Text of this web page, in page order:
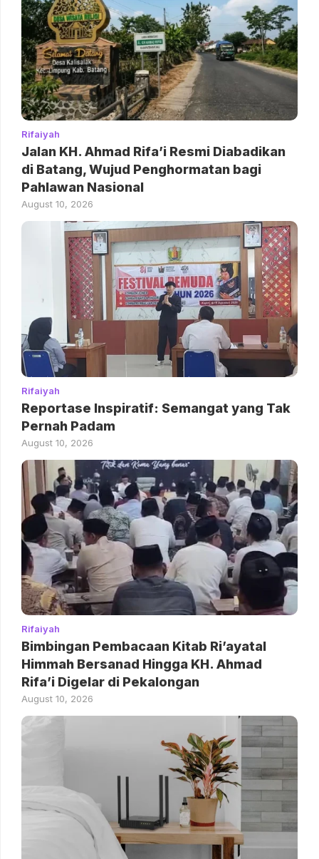
Rifaiyah
Jalan KH. Ahmad Rifa’i Resmi Diabadikan
di Batang, Wujud Penghormatan bagi
Pahlawan Nasional
August 10, 2026
Rifaiyah
Reportase Inspiratif: Semangat yang Tak
Pernah Padam
August 10, 2026
Rifaiyah
Bimbingan Pembacaan Kitab Ri’ayatal
Himmah Bersanad Hingga KH. Ahmad
Rifa’i Digelar di Pekalongan
August 10, 2026